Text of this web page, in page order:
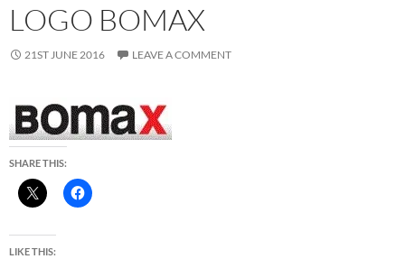
LOGO BOMAX
21ST JUNE 2016 LEAVE A COMMENT
SHARE THIS:
LIKE THIS: